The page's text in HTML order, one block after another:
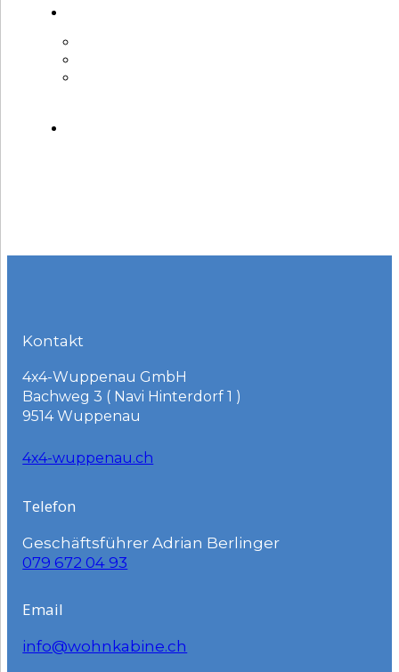
Kontakt
4x4-Wuppenau GmbH
Bachweg 3 ( Navi Hinterdorf 1 )
9514 Wuppenau
4x4-wuppenau.ch
Telefon
Geschäftsführer Adrian Berlinger
079 672 04 93
Email
info@wohnkabine.ch